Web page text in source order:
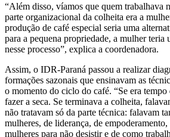
“Além disso, víamos que quem trabalhava
parte organizacional da colheita era a
produção de café especial seria uma
para a pequena propriedade, a mulher teria
nesse processo”, explica a coordenadora.
Assim, o IDR-Paraná passou a realizar
formações sazonais que ensinavam as
o momento do ciclo do café. “Se era tempo
fazer a seca. Se terminava a colheita,
não tratavam só da parte técnica: falavam
mulheres, de liderança, de
mulheres para não desistir e de como